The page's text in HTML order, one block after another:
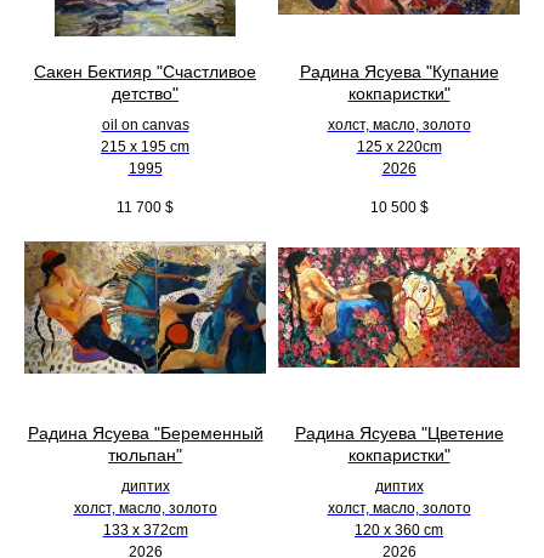
Сакен Бектияр "Счастливое
детство"
oil on canvas
215 x 195 cm
1995
11 700 $
Радина Ясуева "Купание
кокпаристки"
холст, масло, золото
125 х 220cm
2026
10 500 $
Радина Ясуева "Беременный
тюльпан"
диптих
холст, масло, золото
133 х 372cm
2026
Радина Ясуева "Цветение
кокпаристки"
диптих
холст, масло, золото
120 х 360 cm
2026